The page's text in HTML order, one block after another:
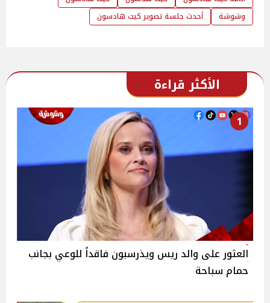
وشوشة
أحدث جلسة تصوير كيت هادسون
الأكثر قراءة
1
العثور على والد ريس ويذرسبون فاقداً للوعي بجانب
حمام سباحة